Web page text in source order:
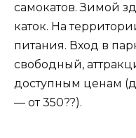
самокатов. Зимой
каток. На
питания. Вход в
свободный,
доступным ценам
— от 350??).